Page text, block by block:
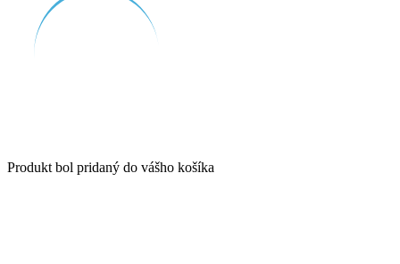
Produkt bol pridaný do vášho košíka